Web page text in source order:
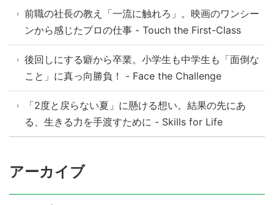
前職の社長の教え「一流に触れろ」。映画のワンシー
ンから感じたプロの仕事 - Touch the First-Class
後回しにする癖から卒業。小学生も中学生も「面倒な
こと」に真っ向勝負！ - Face the Challenge
「2度と戻らない夏」に懸ける想い。結果の先にあ
る、生きる力を手渡すために - Skills for Life
アーカイブ